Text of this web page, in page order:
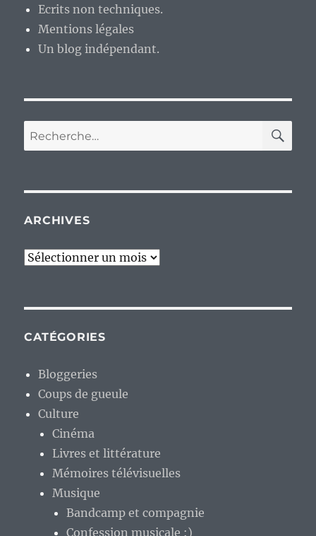
Ecrits non techniques.
Mentions légales
Un blog indépendant.
Recherche
pour :
ARCHIVES
Archives
CATÉGORIES
Bloggeries
Coups de gueule
Culture
Cinéma
Livres et littérature
Mémoires télévisuelles
Musique
Bandcamp et compagnie
Confession musicale :)